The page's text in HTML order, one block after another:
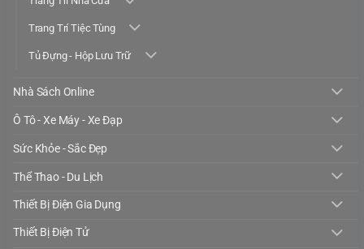
Trang Trí Tiệc Tùng
Tủ Đựng - Hộp Lưu Trữ
Nhà Sách Online
Ô Tô - Xe Máy - Xe Đạp
Sức Khỏe - Sắc Đẹp
Thể Thao - Du Lịch
Thiết Bị Điện Gia Dụng
Thiết Bị Điện Tử